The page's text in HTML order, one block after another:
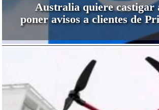
Australia quiere castigar
poner avisos a clientes de